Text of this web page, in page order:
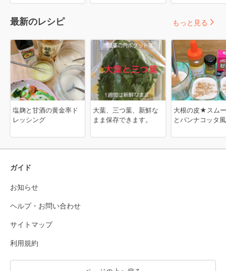
最新のレシピ
塩麹と甘酒の黄金率ド
レッシング
大葉、三つ葉、新鮮な
まま保存できます。
大根の皮★スム
とパンナコッタ風
もっと見る
ガイド
お知らせ
ヘルプ・お問い合わせ
サイトマップ
利用規約